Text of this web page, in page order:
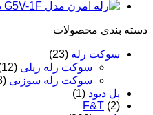
دسته‌ بندی محصولات
سوکت رله (23)
سوکت رله ریلی (12)
سوکت رله سوزنی (13)
پل دیود (1)
F&T (2)